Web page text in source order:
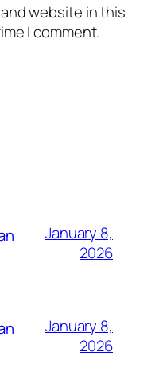
website in this
I comment.
January 8,
2026
January 8,
2026